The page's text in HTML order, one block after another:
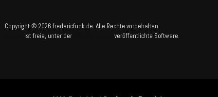
Copyright © 2026 fredericfunk.de. Alle Rechte vorbehalten.
ist freie, unter der veröffentlichte Software.